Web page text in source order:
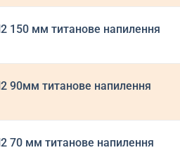
150 мм титанове напилення
90мм титанове напилення
70 мм титанове напилення